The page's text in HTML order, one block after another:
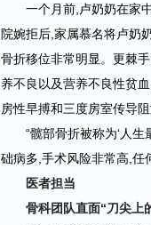
一个月前,卢奶奶在家
院婉拒后,家属慕名将卢奶
骨折移位非常明显。更棘
养不良以及营养不良性贫
房性早搏和三度房室传导
“髋部骨折被称为‘人
础病多,手术风险非常高,任
医者担当
骨科团队直面“刀尖上